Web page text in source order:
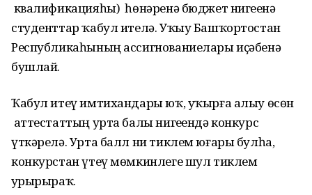
квалификацияһы) һөнәренә бюджет нигеҙенә
студенттар ҡабул ителә. Уҡыу Башҡортостан
Республикаһының ассигнованиелары иҫәбенә
бушлай.
Ҡабул итеү имтихандары юҡ, уҡырға алыу өсөн
аттестаттың урта балы нигеҙендә конкурс
үткәрелә. Урта балл ни тиклем юғары булһа,
конкурстан үтеү мөмкинлеге шул тиклем
ҙурырыраҡ.